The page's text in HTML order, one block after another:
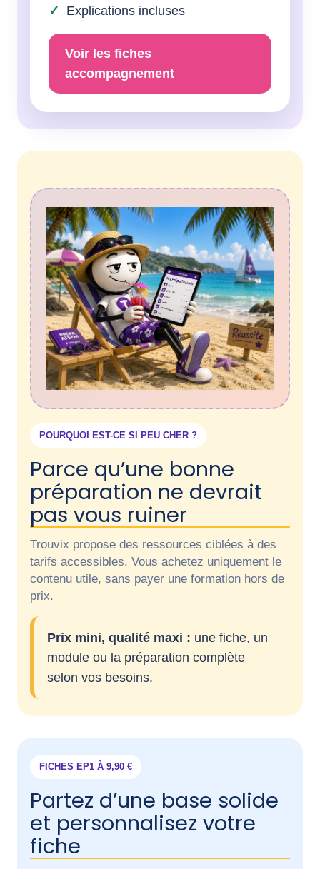
Explications incluses
Voir les fiches
accompagnement
POURQUOI EST-CE SI PEU CHER ?
Parce qu’une bonne
préparation ne devrait
pas vous ruiner
Trouvix propose des ressources ciblées à des
tarifs accessibles. Vous achetez uniquement le
contenu utile, sans payer une formation hors de
prix.
Prix mini, qualité maxi : une fiche, un
module ou la préparation complète
selon vos besoins.
FICHES EP1 À 9,90 €
Partez d’une base solide
et personnalisez votre
fiche